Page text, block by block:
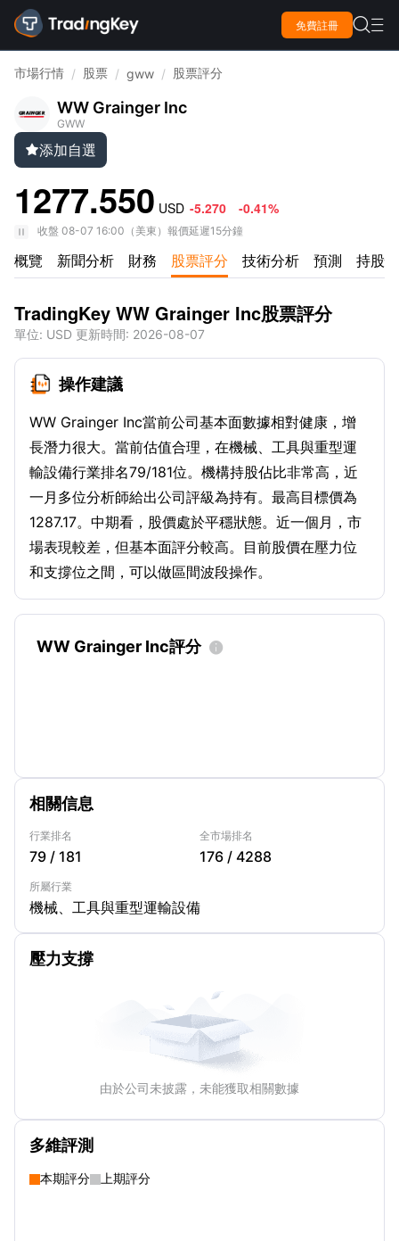
免費註冊  
市場行情 / 股票 / gww / 股票評分
WW Grainger Inc
GWW
添加自選
1277.550 USD -5.270 -0.41%
收盤 08-07 16:00 （ 美東 ） 報價延遲15分鐘
概覽 新聞分析 財務 股票評分 技術分析 預測 持股
TradingKey WW Grainger Inc股票評分
單位: USD 更新時間: 2026-08-07
操作建議
WW Grainger Inc當前公司基本面數據相對健康，增
長潛力很大。當前估值合理，在機械、工具與重型運
輸設備行業排名79/181位。機構持股佔比非常高，近
一月多位分析師給出公司評級為持有。最高目標價為
1287.17。中期看，股價處於平穩狀態。近一個月，市
場表現較差，但基本面評分較高。目前股價在壓力位
和支撐位之間，可以做區間波段操作。
WW Grainger Inc評分 
相關信息
行業排名
79 / 181
全市場排名
176 / 4288
所屬行業
機械、工具與重型運輸設備
壓力支撐
由於公司未披露，未能獲取相關數據
多維評測
本期評分 上期評分